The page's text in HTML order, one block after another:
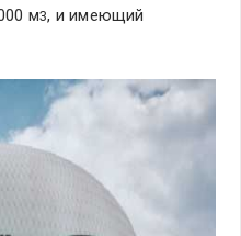
м3, и имеющий